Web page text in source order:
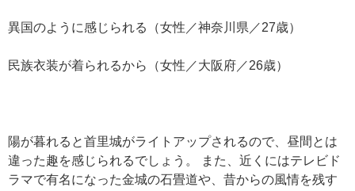
異国のように感じられる（女性／神奈川県／27歳）
民族衣装が着られるから（女性／大阪府／26歳）
陽が暮れると首里城がライトアップされるので、昼間とは
違った趣を感じられるでしょう。 また、近くにはテレビド
ラマで有名になった金城の石畳道や、昔からの風情を残す